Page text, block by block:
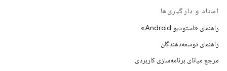
اسناد و بارگیری‌ها
راهنمای «استودیو Android»
راهنمای توسعه‌دهندگان
مرجع میانای برنامه‌سازی کاربردی